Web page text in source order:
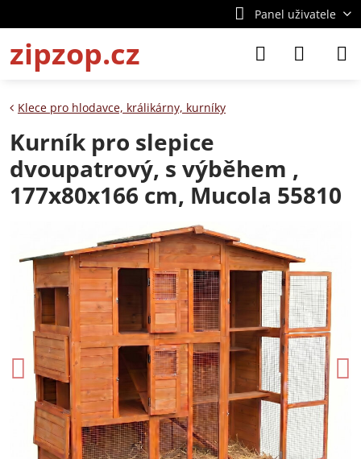
Panel uživatele
zipzop.cz
Klece pro hlodavce, králikárny, kurníky
Kurník pro slepice
dvoupatrový, s výběhem ,
177x80x166 cm, Mucola 55810